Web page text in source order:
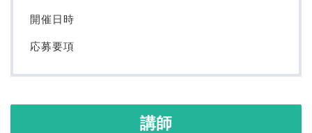
開催日時
応募要項
講師